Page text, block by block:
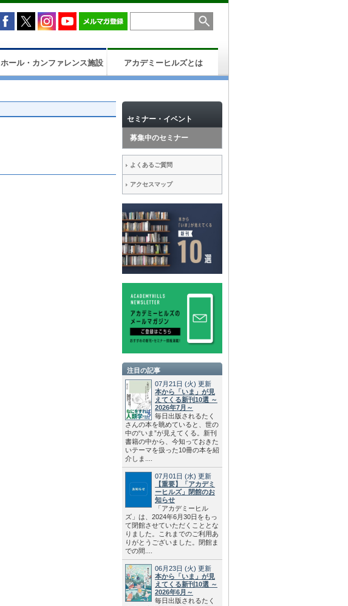
ホール・カンファレンス施設 アカデミーヒルズとは
セミナー・イベント
募集中のセミナー
よくあるご質問
アクセスマップ
注目の記事
07月21日 (火) 更新
本から「いま」が見
えてくる新刊10選 ～
2026年7月～
毎日出版されるたく
さんの本を眺めていると、世の
中の“いま”が見えてくる。新刊
書籍の中から、今知っておきた
いテーマを扱った10冊の本を紹
介しま....
07月01日 (水) 更新
【重要】「アカデミ
ーヒルズ」閉館のお
知らせ
「アカデミーヒル
ズ」は、2024年6月30日をもっ
て閉館させていただくこととな
りました。これまでのご利用あ
りがとうございました。閉館ま
での間....
06月23日 (火) 更新
本から「いま」が見
えてくる新刊10選 ～
2026年6月～
毎日出版されるたく